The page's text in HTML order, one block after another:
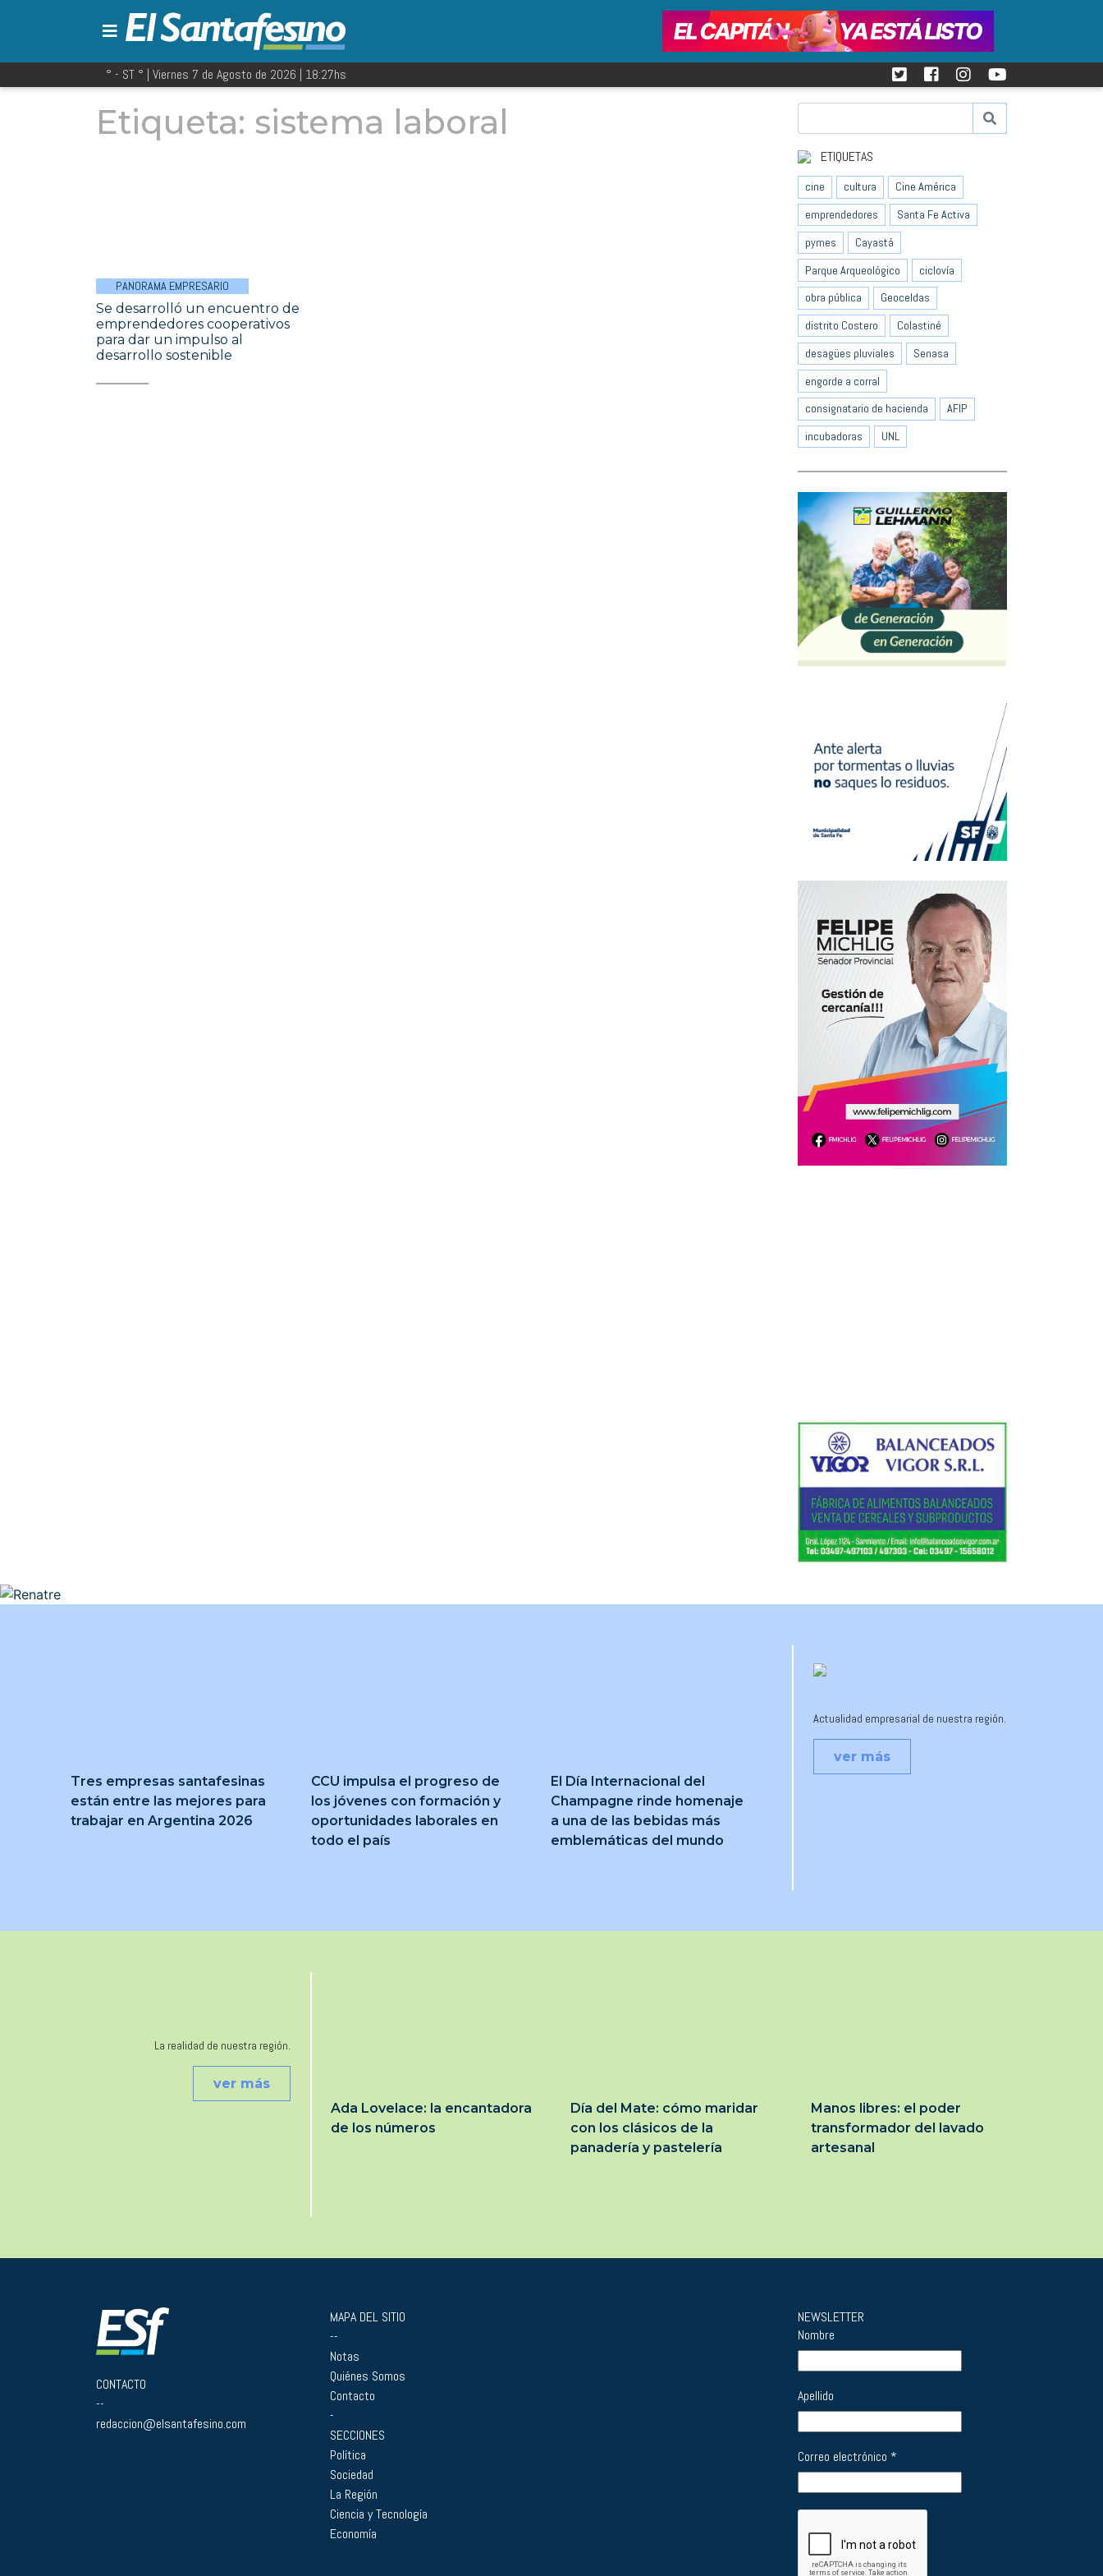
° - ST ° | Viernes 7 de Agosto de 2026 | 18:27hs
Etiqueta: sistema laboral
PANORAMA EMPRESARIO
Se desarrolló un encuentro de
emprendedores cooperativos
para dar un impulso al
desarrollo sostenible
ETIQUETAS
cine cultura
Cine América
emprendedores
Santa Fe Activa
pymes
Cayastá
Parque Arqueológico
ciclovía
obra pública
Geoceldas
distrito Costero
Colastiné
desagües pluviales
Senasa
engorde a corral
consignatario de hacienda
AFIP
incubadoras
UNL
Tres empresas santafesinas
están entre las mejores para
trabajar en Argentina 2026
CCU impulsa el progreso de
los jóvenes con formación y
oportunidades laborales en
todo el país
El Día Internacional del
Champagne rinde homenaje
a una de las bebidas más
emblemáticas del mundo
Actualidad empresarial de nuestra región.
ver más
La realidad de nuestra región.
ver más
Ada Lovelace: la encantadora
de los números
Día del Mate: cómo maridar
con los clásicos de la
panadería y pastelería
Manos libres: el poder
transformador del lavado
artesanal
CONTACTO
--
redaccion@elsantafesino.com
MAPA DEL SITIO
--
Notas
Quiénes Somos
Contacto
-
SECCIONES
Política
Sociedad
La Región
Ciencia y Tecnología
Economía
NEWSLETTER
Nombre
Apellido
Correo electrónico *